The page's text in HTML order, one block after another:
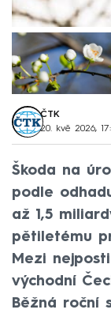
ČTK
20. kvě 2026,
Škoda na
podle
až 1,5
pětiletému
Mezi
východní
Běžná roční